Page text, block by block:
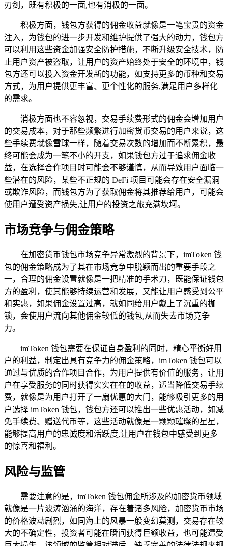
刃剑，既有积极的一面,也有消极的一面。
积极方面，钱包方获得的佣金收益就像是一笔宝贵的资金
注入，为钱包的进一步开发和维护提供了强大的动力，钱包方
可以利用这些资金加强安全防护措施，不断升级安全技术，防
止用户资产被盗取，让用户的资产始终处于安全的环境中，钱
包方还可以投入资金开发新的功能，如支持更多的币种和交易
方式，为用户提供更丰富、更个性化的服务,满足用户多样化
的需求。
消极方面也不容忽视，交易手续费形式的佣金会增加用户
的交易成本，对于那些频繁进行加密货币交易的用户来说，这
些手续费就像雪球一样，随着交易次数的增加而不断累积，最
终可能会成为一笔不小的开支，如果钱包方过于追求佣金收
益，在选择合作项目时可能会不够谨慎，从而导致用户面临一
些潜在的风险，某些不正规的 DeFi 项目可能会存在安全漏洞
或欺诈风险，而钱包方为了获取佣金将其推荐给用户，可能会
使用户遭受资产损失,让用户的投资之旅充满坎坷。
市场竞争与佣金策略
在加密货币钱包市场竞争异常激烈的背景下，imToken 钱
包的佣金策略成为了其在市场竞争中脱颖而出的重要手段之
一，合理的佣金设置就像是一把精准的手术刀，既能保证钱包
方的盈利，使其能够持续运营和发展，又能让用户感受到公平
和实惠，如果佣金设置过高，就如同给用户戴上了沉重的枷
锁，会使用户流向其他佣金较低的钱包,从而失去市场竞争
力。
imToken 钱包需要在保证自身盈利的同时，精心平衡好用
户的利益，制定出具有竞争力的佣金策略，imToken 钱包可以
通过与优质的合作项目合作，为用户提供有价值的服务，让用
户在享受服务的同时获得实实在在的收益，适当降低交易手续
费，就像是为用户打开了一扇优惠的大门，能够吸引更多的用
户选择 imToken 钱包，钱包方还可以推出一些优惠活动，如减
免手续费、赠送代币等，这些活动就像是一颗颗璀璨的星星，
能够提高用户的忠诚度和活跃度,让用户在钱包中感受到更多
的惊喜和福利。
风险与监管
需要注意的是，imToken 钱包佣金所涉及的加密货币领域
就像是一片波涛汹涌的海洋，存在着诸多风险，加密货币市场
的价格波动剧烈，如同海上的风暴一般变幻莫测，交易存在较
大的不确定性，投资者可能在瞬间获得巨额收益，也可能遭受